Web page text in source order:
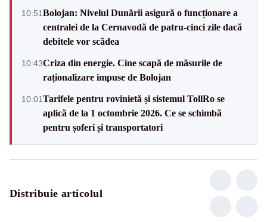
10:51Bolojan: Nivelul Dunării asigură o funcționare a
centralei de la Cernavodă de patru-cinci zile dacă
debitele vor scădea
10:43Criza din energie. Cine scapă de măsurile de
raționalizare impuse de Bolojan
10:01Tarifele pentru rovinietă și sistemul TollRo se
aplică de la 1 octombrie 2026. Ce se schimbă
pentru șoferi și transportatori
Distribuie articolul